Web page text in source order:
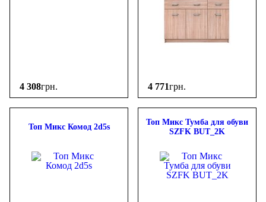
4 308грн. 4 771грн.
Топ Микс Комод 2d5s
Топ Микс Тумба для обуви
SZFK BUT_2K